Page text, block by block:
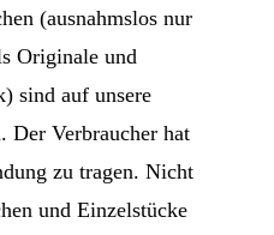
(ausnahmslos nur
Originale und
sind auf unsere
Der Verbraucher hat
zu tragen. Nicht
und Einzelstücke